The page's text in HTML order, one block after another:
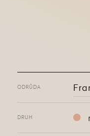
ODRŮDA
DRUH